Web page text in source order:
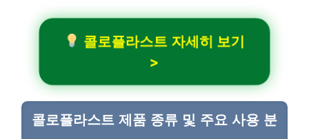
콜로플라스트 자세히 보기
>
콜로플라스트 제품 종류 및 주요 사용 분